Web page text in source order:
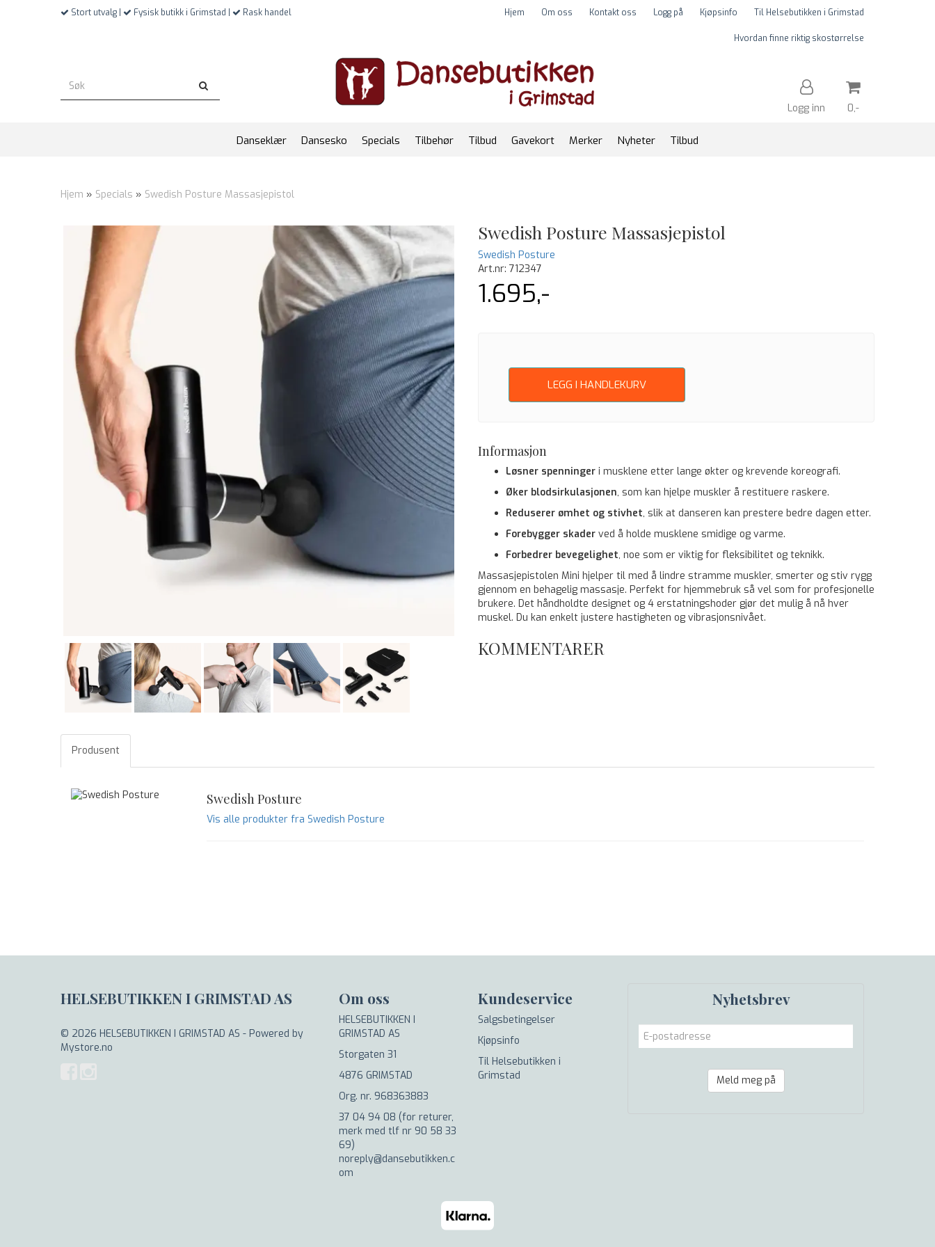
Stort utvalg | Fysisk butikk i Grimstad | Rask handel Hjem Om oss Kontakt oss Logg på Kjøpsinfo Til Helsebutikken i Grimstad
Hvordan finne riktig skostørrelse
Logg inn 0,-
Danseklær Dansesko Specials Tilbehør Tilbud Gavekort Merker Nyheter Tilbud
Hjem » Specials » Swedish Posture Massasjepistol
Swedish Posture Massasjepistol
Swedish Posture
Art.nr: 712347
1.695,-
LEGG I HANDLEKURV
Informasjon
Løsner spenninger i musklene etter lange økter og krevende koreografi.
Øker blodsirkulasjonen, som kan hjelpe muskler å restituere raskere.
Reduserer ømhet og stivhet, slik at danseren kan prestere bedre dagen etter.
Forebygger skader ved å holde musklene smidige og varme.
Forbedrer bevegelighet, noe som er viktig for fleksibilitet og teknikk.
Massasjepistolen Mini hjelper til med å lindre stramme muskler, smerter og stiv rygg
gjennom en behagelig massasje. Perfekt for hjemmebruk så vel som for profesjonelle
brukere. Det håndholdte designet og 4 erstatningshoder gjør det mulig å nå hver
muskel. Du kan enkelt justere hastigheten og vibrasjonsnivået.
KOMMENTARER
Produsent
Swedish Posture
Vis alle produkter fra Swedish Posture
HELSEBUTIKKEN I GRIMSTAD AS
© 2026 HELSEBUTIKKEN I GRIMSTAD AS - Powered by
Mystore.no
Om oss
HELSEBUTIKKEN I
GRIMSTAD AS
Storgaten 31
4876 GRIMSTAD
Org. nr. 968363883
37 04 94 08 (for returer,
merk med tlf nr 90 58 33
69)
noreply@dansebutikken.c
om
Kundeservice
Salgsbetingelser
Kjøpsinfo
Til Helsebutikken i
Grimstad
Nyhetsbrev
Meld meg på